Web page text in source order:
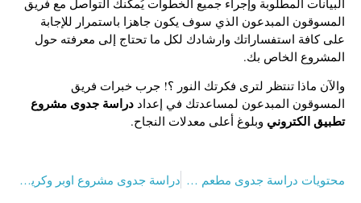
البيانات المطلوبة وإجراء جميع الخطوات يُمكنك التواصل مع فريق
المسوقون المبدعون الذي سوف يكون جاهزا باستمرار للإجابة
على كافة استفساراتك وارشادك لكل ما تحتاج إلى معرفته حول
المشروع الخاص بك.
والآن ماذا تنتظر لترى فكرتك النور ؟! جرب خبرات فريق
المسوقون المبدعون لمساعدتك في إعداددراسة جدوى مشروع
تطبيق الكترونيوبلوغ أعلى معدلات النجاح.
محتويات دراسة جدوى مطعم 2023 ، وكيف تقوم بإعدادها؟ دراسة جدوى مشروع اوبر وكريم 2023 في سطور